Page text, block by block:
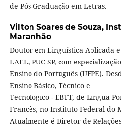
de Pós-Graduação em Letras.
Vilton Soares de Souza,
Maranhão
Doutor em Linguística Aplicada
LAEL, PUC SP, com
Ensino do Português (UFPE).
Ensino Básico, Técnico e
Tecnológico - EBTT, de Língua
Francês, no Instituto Federal do
Atualmente é Diretor de